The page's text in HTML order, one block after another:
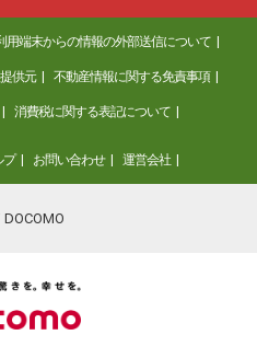
用端末からの情報の外部送信について
供元 不動産情報に関する免責事項
消費税に関する表記について
プ お問い合わせ 運営会社